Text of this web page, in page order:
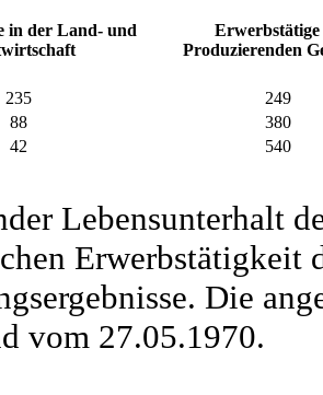
in der Land- und
Erwerbstätige
Produzierenden
235
249
88
380
42 540
Lebensunterhalt
Erwerbstätigkeit
Die
vom 27.05.1970.